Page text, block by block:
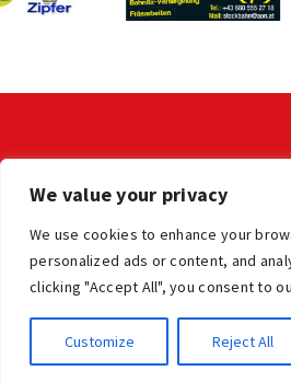
We value your privacy
We use cookies to enhance your
personalized ads or content, and
clicking "Accept All", you consent to
Customize Reject All
LV der OÖ Stocksportler
office@ooe-stocksport.at
Impressum Datenschutz
© Oberösterreichischer